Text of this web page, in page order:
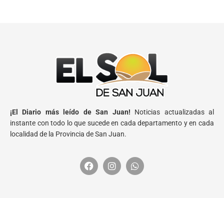
¡El Diario más leído de San Juan! Noticias actualizadas al
instante con todo lo que sucede en cada departamento y en cada
localidad de la Provincia de San Juan.